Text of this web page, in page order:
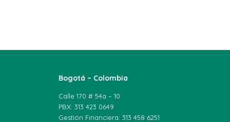
Bogotá – Colombia
Calle 170 # 54a – 10
PBX: 313 423 0649
Gestión Financiera: 313 458 6251